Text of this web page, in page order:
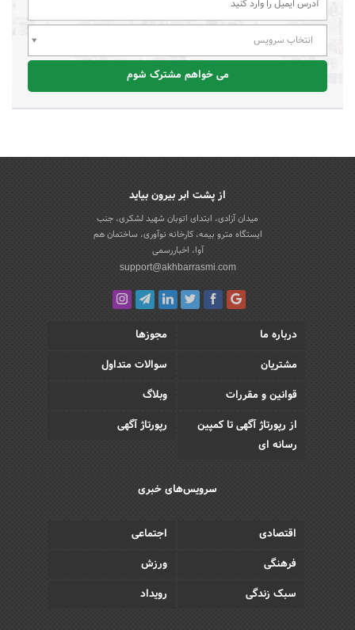
انتخاب سرویس
می خواهم مشترک شوم
از پشت ابر بیرون بیاید
میدان آزادی، ابتدای اتوبان شهید لشکری، جنب
ایستگاه مترو بیمه، کارخانه نوآوری، ساختمان هم
آوا، اخباررسمی
support@akhbarrasmi.com
درباره ما
مجوزها
مشتریان
سوالات متداول
قوانین و مقررات
وبلاگ
از رپورتاژ آگهی تا کمپین
رسانه ای
رپورتاژ آگهی
سرویس‌های خبری
اقتصادی
اجتماعی
فرهنگی
ورزش
سبک زندگی
رویداد